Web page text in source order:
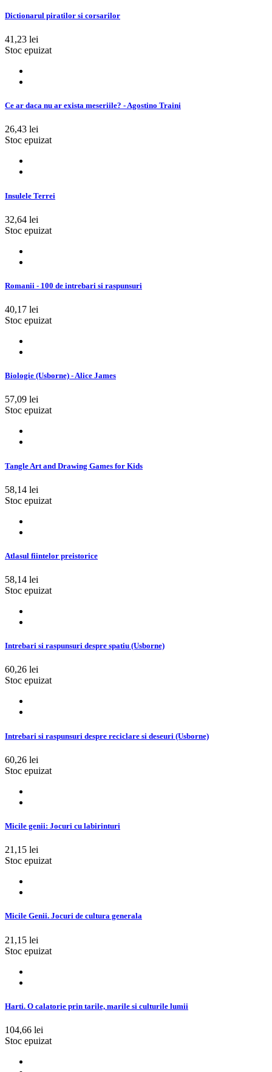
Dictionarul piratilor si corsarilor
41,23 lei
Stoc epuizat
Ce ar daca nu ar exista meseriile? - Agostino Traini
26,43 lei
Stoc epuizat
Insulele Terrei
32,64 lei
Stoc epuizat
Romanii - 100 de intrebari si raspunsuri
40,17 lei
Stoc epuizat
Biologie (Usborne) - Alice James
57,09 lei
Stoc epuizat
Tangle Art and Drawing Games for Kids
58,14 lei
Stoc epuizat
Atlasul fiintelor preistorice
58,14 lei
Stoc epuizat
Intrebari si raspunsuri despre spatiu (Usborne)
60,26 lei
Stoc epuizat
Intrebari si raspunsuri despre reciclare si deseuri (Usborne)
60,26 lei
Stoc epuizat
Micile genii: Jocuri cu labirinturi
21,15 lei
Stoc epuizat
Micile Genii. Jocuri de cultura generala
21,15 lei
Stoc epuizat
Harti. O calatorie prin tarile, marile si culturile lumii
104,66 lei
Stoc epuizat